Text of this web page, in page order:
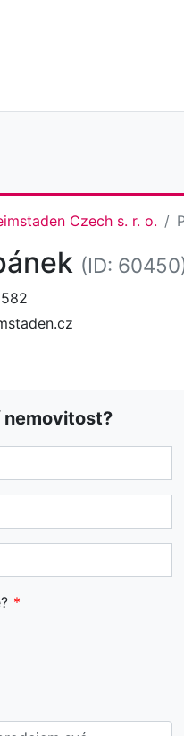
Czech s. r. o.
(ID:
nemovitost?